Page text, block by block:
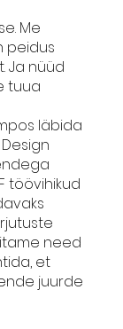
Me
peidus
Ja nüüd
tuua
läbida
töövihikud
need
et
juurde